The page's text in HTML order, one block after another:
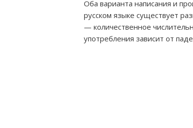
Оба варианта написания и
русском языке существует
— количественное
употребления зависит от